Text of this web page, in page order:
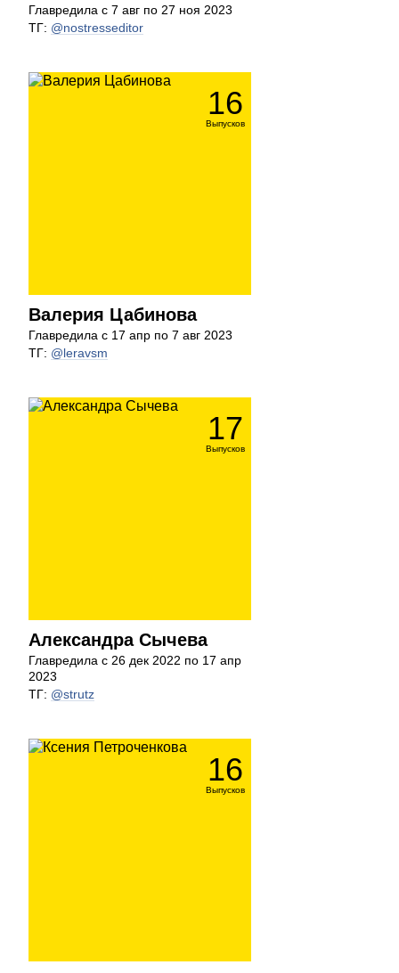
Главредила с 7 авг по 27 ноя 2023
ТГ: @nostresseditor
16
Выпусков
Валерия Цабинова
Главредила с 17 апр по 7 авг 2023
ТГ: @leravsm
17
Выпусков
Александра Сычева
Главредила с 26 дек 2022 по 17 апр
2023
ТГ: @strutz
16
Выпусков